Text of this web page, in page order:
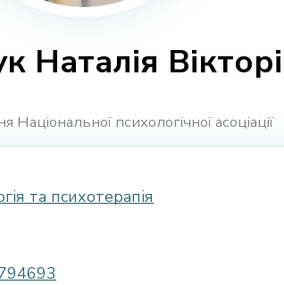
Наталія
Національної психологічної асоціації
та психотерапія